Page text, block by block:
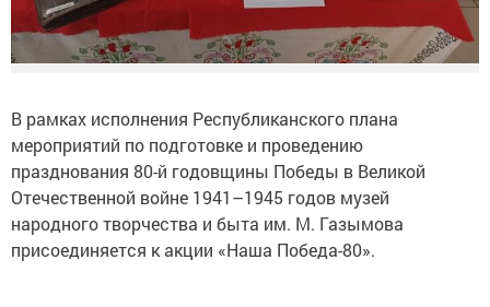
В рамках исполнения Республиканского плана
мероприятий по подготовке и проведению
празднования 80-й годовщины Победы в Великой
Отечественной войне 1941–1945 годов музей
народного творчества и быта им. М. Газымова
присоединяется к акции «Наша Победа-80».